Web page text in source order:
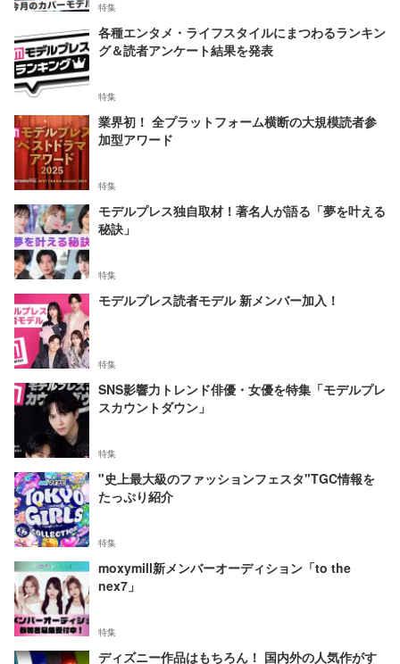
特集
各種エンタメ・ライフスタイルにまつわるランキン
グ＆読者アンケート結果を発表
特集
業界初！ 全プラットフォーム横断の大規模読者参
加型アワード
特集
モデルプレス独自取材！著名人が語る「夢を叶える
秘訣」
特集
モデルプレス読者モデル 新メンバー加入！
特集
SNS影響力トレンド俳優・女優を特集「モデルプレ
スカウントダウン」
特集
"史上最大級のファッションフェスタ"TGC情報を
たっぷり紹介
特集
moxymill新メンバーオーディション「to the
nex7」
特集
ディズニー作品はもちろん！ 国内外の人気作がす